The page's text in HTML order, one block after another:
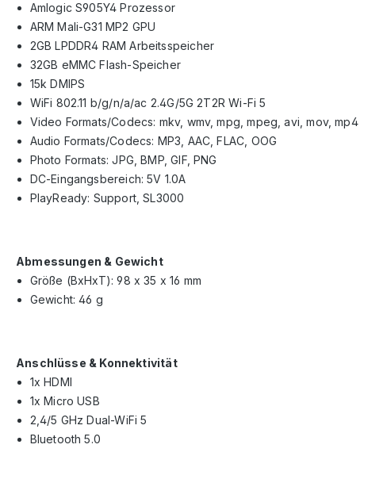
Amlogic S905Y4 Prozessor
ARM Mali-G31 MP2 GPU
2GB LPDDR4 RAM Arbeitsspeicher
32GB eMMC Flash-Speicher
15k DMIPS
WiFi 802.11 b/g/n/a/ac 2.4G/5G 2T2R Wi-Fi 5
Video Formats/Codecs: mkv, wmv, mpg, mpeg, avi, mov, mp4
Audio Formats/Codecs: MP3, AAC, FLAC, OOG
Photo Formats: JPG, BMP, GIF, PNG
DC-Eingangsbereich: 5V 1.0A
PlayReady: Support, SL3000
Abmessungen & Gewicht
Größe (BxHxT): 98 x 35 x 16 mm
Gewicht: 46 g
Anschlüsse & Konnektivität
1x HDMI
1x Micro USB
2,4/5 GHz Dual-WiFi 5
Bluetooth 5.0